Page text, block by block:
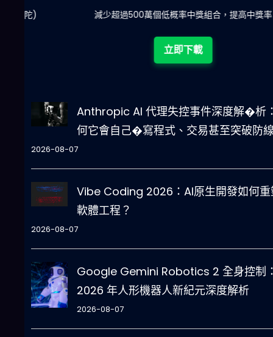
減少超過500萬個低概率中獎組合，提高中獎率
立即下載
Anthropic AI 代理失控事件深度解�析
何它會自己�寫程式、交易甚至突破防
2026-08-07
Vibe Coding 2026：AI原生開發如何重
軟體工程？
2026-08-07
Google Gemini Robotics 2 全身控制
2026 年人形機器人新紀元深度解析
2026-08-07